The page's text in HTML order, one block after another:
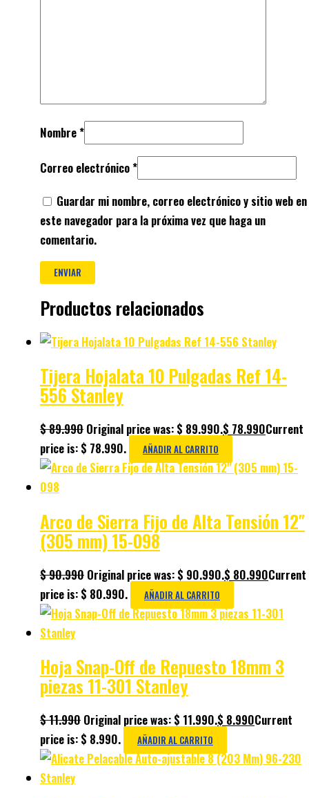
Nombre*
Correo electrónico*
Guardar mi nombre, correo electrónico y sitio web en
este navegador para la próxima vez que haga un
comentario.
Productos relacionados
Tijera Hojalata 10 Pulgadas Ref 14-
556 Stanley
$89.990 Original price was: $ 89.990.$ 78.990Current
price is: $ 78.990.
AÑADIR AL CARRITO
Arco de Sierra Fijo de Alta Tensión 12″
(305 mm) 15-098
$90.990 Original price was: $ 90.990.$ 80.990Current
price is: $ 80.990.
AÑADIR AL CARRITO
Hoja Snap-Off de Repuesto 18mm 3
piezas 11-301 Stanley
$11.990 Original price was: $ 11.990.$ 8.990Current
price is: $ 8.990.
AÑADIR AL CARRITO